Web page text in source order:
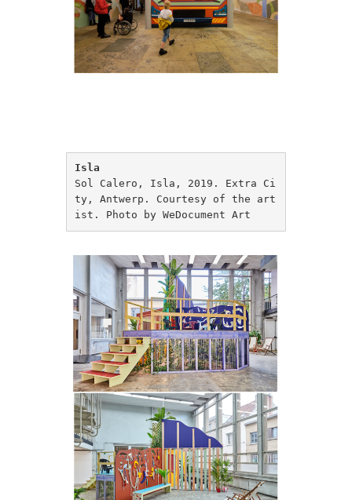
Isla
Sol Calero, Isla, 2019. Extra Ci
ty, Antwerp. Courtesy of the art
ist. Photo by WeDocument Art